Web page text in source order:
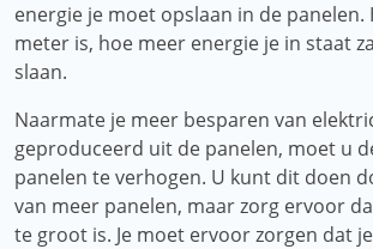
energie je moet opslaan in de panelen.
meter is, hoe meer energie je in staat
slaan.
Naarmate je meer besparen van
geproduceerd uit de panelen, moet u
panelen te verhogen. U kunt dit doen
van meer panelen, maar zorg ervoor
te groot is. Je moet ervoor zorgen dat